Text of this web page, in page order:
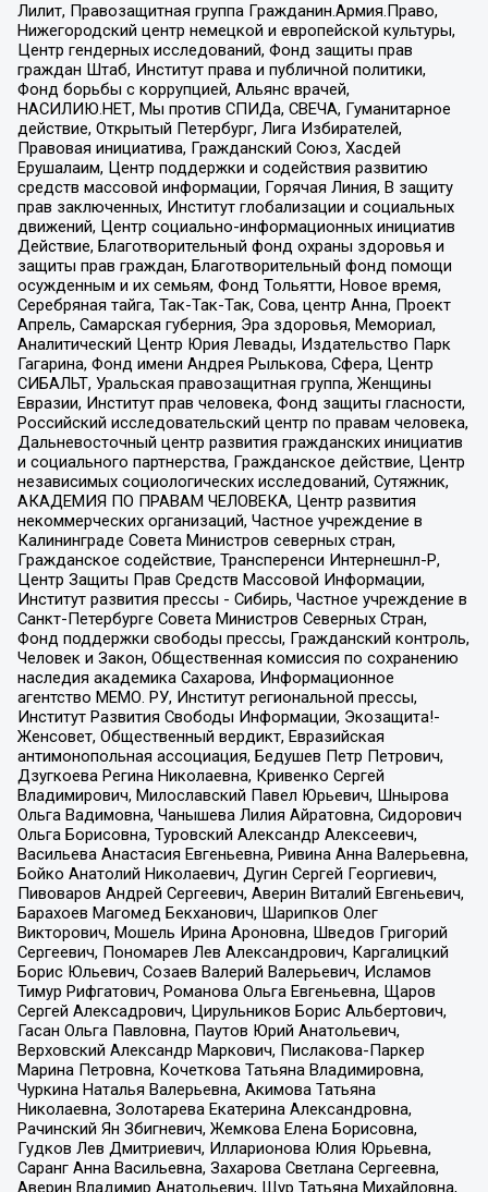
Лилит, Правозащитная группа Гражданин.Армия.Право,
Нижегородский центр немецкой и европейской культуры,
Центр гендерных исследований, Фонд защиты прав
граждан Штаб, Институт права и публичной политики,
Фонд борьбы с коррупцией, Альянс врачей,
НАСИЛИЮ.НЕТ, Мы против СПИДа, СВЕЧА, Гуманитарное
действие, Открытый Петербург, Лига Избирателей,
Правовая инициатива, Гражданский Союз, Хасдей
Ерушалаим, Центр поддержки и содействия развитию
средств массовой информации, Горячая Линия, В защиту
прав заключенных, Институт глобализации и социальных
движений, Центр социально-информационных инициатив
Действие, Благотворительный фонд охраны здоровья и
защиты прав граждан, Благотворительный фонд помощи
осужденным и их семьям, Фонд Тольятти, Новое время,
Серебряная тайга, Так-Так-Так, Сова, центр Анна, Проект
Апрель, Самарская губерния, Эра здоровья, Мемориал,
Аналитический Центр Юрия Левады, Издательство Парк
Гагарина, Фонд имени Андрея Рылькова, Сфера, Центр
СИБАЛЬТ, Уральская правозащитная группа, Женщины
Евразии, Институт прав человека, Фонд защиты гласности,
Российский исследовательский центр по правам человека,
Дальневосточный центр развития гражданских инициатив
и социального партнерства, Гражданское действие, Центр
независимых социологических исследований, Сутяжник,
АКАДЕМИЯ ПО ПРАВАМ ЧЕЛОВЕКА, Центр развития
некоммерческих организаций, Частное учреждение в
Калининграде Совета Министров северных стран,
Гражданское содействие, Трансперенси Интернешнл-Р,
Центр Защиты Прав Средств Массовой Информации,
Институт развития прессы - Сибирь, Частное учреждение в
Санкт-Петербурге Совета Министров Северных Стран,
Фонд поддержки свободы прессы, Гражданский контроль,
Человек и Закон, Общественная комиссия по сохранению
наследия академика Сахарова, Информационное
агентство МЕМО. РУ, Институт региональной прессы,
Институт Развития Свободы Информации, Экозащита!-
Женсовет, Общественный вердикт, Евразийская
антимонопольная ассоциация, Бедушев Петр Петрович,
Дзугкоева Регина Николаевна, Кривенко Сергей
Владимирович, Милославский Павел Юрьевич, Шнырова
Ольга Вадимовна, Чанышева Лилия Айратовна, Сидорович
Ольга Борисовна, Туровский Александр Алексеевич,
Васильева Анастасия Евгеньевна, Ривина Анна Валерьевна,
Бойко Анатолий Николаевич, Дугин Сергей Георгиевич,
Пивоваров Андрей Сергеевич, Аверин Виталий Евгеньевич,
Барахоев Магомед Бекханович, Шарипков Олег
Викторович, Мошель Ирина Ароновна, Шведов Григорий
Сергеевич, Пономарев Лев Александрович, Каргалицкий
Борис Юльевич, Созаев Валерий Валерьевич, Исламов
Тимур Рифгатович, Романова Ольга Евгеньевна, Щаров
Сергей Алексадрович, Цирульников Борис Альбертович,
Гасан Ольга Павловна, Паутов Юрий Анатольевич,
Верховский Александр Маркович, Пислакова-Паркер
Марина Петровна, Кочеткова Татьяна Владимировна,
Чуркина Наталья Валерьевна, Акимова Татьяна
Николаевна, Золотарева Екатерина Александровна,
Рачинский Ян Збигневич, Жемкова Елена Борисовна,
Гудков Лев Дмитриевич, Илларионова Юлия Юрьевна,
Саранг Анна Васильевна, Захарова Светлана Сергеевна,
Аверин Владимир Анатольевич, Щур Татьяна Михайловна,